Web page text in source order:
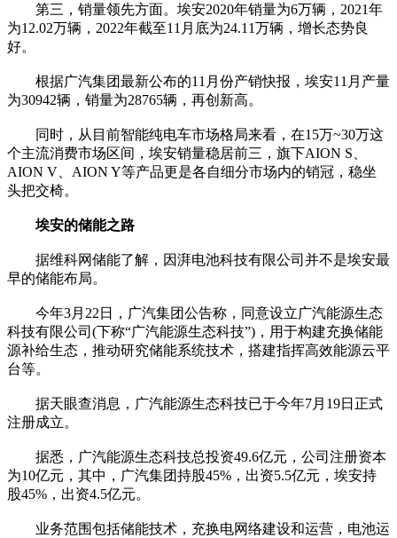
第三，销量领先方面。埃安2020年销量为6万辆，2021年
为12.02万辆，2022年截至11月底为24.11万辆，增长态势良
好。
根据广汽集团最新公布的11月份产销快报，埃安11月产量
为30942辆，销量为28765辆，再创新高。
同时，从目前智能纯电车市场格局来看，在15万~30万这
个主流消费市场区间，埃安销量稳居前三，旗下AION S、
AION V、AION Y等产品更是各自细分市场内的销冠，稳坐
头把交椅。
埃安的储能之路
据维科网储能了解，因湃电池科技有限公司并不是埃安最
早的储能布局。
今年3月22日，广汽集团公告称，同意设立广汽能源生态
科技有限公司(下称“广汽能源生态科技”)，用于构建充换储能
源补给生态，推动研究储能系统技术，搭建指挥高效能源云平
台等。
据天眼查消息，广汽能源生态科技已于今年7月19日正式
注册成立。
据悉，广汽能源生态科技总投资49.6亿元，公司注册资本
为10亿元，其中，广汽集团持股45%，出资5.5亿元，埃安持
股45%，出资4.5亿元。
业务范围包括储能技术，充换电网络建设和运营，电池运